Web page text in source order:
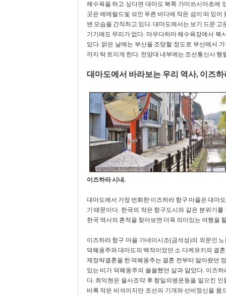
해수욕을 하고 싶다면 대마도 북쪽 가미쓰시마초에
곳은 에메랄드빛 섞인 푸른 바다에 작은 섬이 떠 있
변 모습을 간직하고 있다. 대마도에서는 보기 드문
기기에도 무리가 없다. 마우다하마 해수욕장에서 북
있다. 맑은 날에는 부산을 조망할 정도로 부산에서
까지 탁 트이게 한다. 전망대 내부에는 조선통신사 행
대마도에서 바라보는 우리 역사, 이즈하
이즈하라 시내.
대마도에서 가장 번화한 이즈하라 항구 마을은 대마
기 때문이다. 한국의 작은 항구도시와 같은 분위기
한국 역사의 흔적을 찾아보면 더욱 의미있는 여행을
이즈하라 항구 마을 가네이시조(금석성)의 외문인
덕혜옹주와 대마도의 백작이었던 소 다케유키의 결
제정략결혼을 한 덕혜옹주는 결혼 전부터 앓아왔던
있는 비가 덕혜옹주의 쓸쓸했던 삶과 닮았다. 이즈
다. 최익현은 을사조약 후 항일의병운동을 일으킨
비록 작은 비석이지만 조선의 기개와 선비정신을